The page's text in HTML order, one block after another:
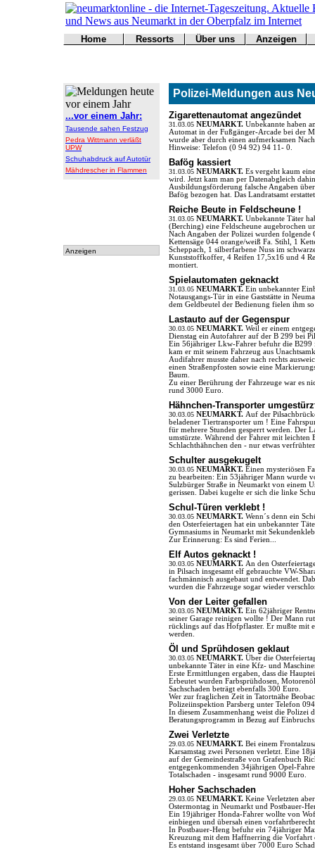
Polizei-Meldungen aus
Zigarettenautomat angezündet
31.03.05 NEUMARKT. Unbekannte haben
Automat in der Fußgänger-Arcade bei der
wurde aber durch einen aufmerksamen
Hinweise: Telefon (0 94 92) 94 11- 0.
Bafög kassiert
31.03.05 NEUMARKT. Es vergeht kaum
wird. Jetzt kam man per Datenabgleich
Ausbildungsförderung falsche Angaben
Bafög bezogen hat. Das Landratsamt
Reiche Beute in Feldscheune !
31.03.05 NEUMARKT. Unbekannte Täter
(Berching) eine Feldscheune augebrochen
Nach Angaben der Polizei wurden folgende
Kettensäge 044 orange/weiß Fa. Stihl, 1
Scheppach, 1 silberfarbene Nuss im
Kunststoffkoffer, 4 Reifen 17,5x16 und 4
montiert.
Spielautomaten geknackt
31.03.05 NEUMARKT. Ein unbekannter
Notausgangs-Tür in eine Gaststätte in
dem Geldbeutel der Bedienung fielen ihm
Lastauto auf der Gegenspur
30.03.05 NEUMARKT. Weil er einem
Dienstag ein Autofahrer auf der B 299 bei
Ein 56jähriger Lkw-Fahrer befuhr die B299
kam er mit seinem Fahrzeug aus
Audifahrer musste daher nach rechts
einen Straßenpfosten sowie eine
Baum.
Zu einer Berührung der Fahrzeuge war es
rund 3000 Euro.
Hähnchen-Transporter
30.03.05 NEUMARKT. Auf der
beladener Tiertransporter um ! Eine
für mehrere Stunden gesperrt werden. Der
umstürzte. Während der Fahrer mit leichten
Schlachthähnchen den - nur etwas
Schulter ausgekugelt
30.03.05 NEUMARKT. Einen mysteriösen
zu bearbeiten: Ein 53jähriger Mann wurde
Sulzbürger Straße in Neumarkt von einem
gerissen. Dabei kugelte er sich die linke
Schul-Türen verklebt !
30.03.05 NEUMARKT. Wenn´s denn ein
den Osterfeiertagen hat ein unbekannter
Gymnasiums in Neumarkt mit
Zur Erinnerung: Es sind Ferien...
Elf Autos geknackt !
30.03.05 NEUMARKT. An den
in Pilsach insgesamt elf gebrauchte VW-
fachmännisch ausgebaut und entwendet.
wurden die Fahrzeuge sogar wieder
Von der Leiter gefallen
30.03.05 NEUMARKT. Ein 62jähriger
seiner Garage reinigen wollte ! Der Mann
rücklings auf das Hofpflaster. Er mußte mit
werden.
Öl und Sprühdosen geklaut
30.03.05 NEUMARKT. Über die
unbekannte Täter in eine Kfz- und
Erste Ermittlungen ergaben, dass die
Erbeutet wurden Farbsprühdosen,
Sachschaden beträgt ebenfalls 300 Euro.
Wer zur fraglichen Zeit in Tatortnähe
Polizeiinspektion Parsberg unter Telefon
In diesem Zusammenhang weist die Polizei
Beratungsprogramm in Bezug auf
Zwei Verletzte
29.03.05 NEUMARKT. Bei einem
Karsamstag zwei Personen verletzt. Eine
auf der Gemeindestraße von Grafenbuch
entgegenkommenden 34jährigen Opel-
Totalschaden - insgesamt rund 9000 Euro.
Hoher Sachschaden
29.03.05 NEUMARKT. Keine Verletzten
Ostermontag in Neumarkt und Postbauer-
Ein 19jähriger Honda-Fahrer wollte von
einbiegen und übersah einen
In Postbauer-Heng befuhr ein 74jähriger
Kreuzung mit dem Haffnerring die Vorfahrt
Es entstand insgesamt über 7000 Euro
...vor einem Jahr:
Tausende sahen Festzug
Pedra Wittmann verläßt
UPW
Schuhabdruck auf Autotür
Mähdrescher in Flammen
Anzeigen
Home
Ressorts
Wirtschaft
Sport
Online
Über uns
Kontakt
Anzeigen